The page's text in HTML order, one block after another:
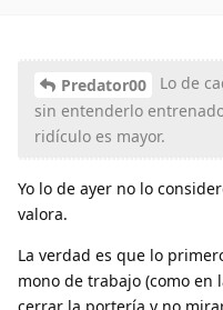
Predator00
Lo de
sin entenderlo
ridículo es mayor.
Yo lo de ayer no lo
valora.
La verdad es que lo
mono de trabajo (como en